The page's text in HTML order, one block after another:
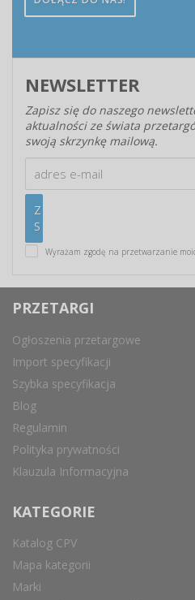
NEWSLETTER
Zapisz się do naszego
aktualności ze świata
swoją skrzynkę mailową.
Wyrażam zgodę na przetwarzanie
PRZETARGI
Ogłoszenia przetargowe
Import specyfikacji
Szybka specyfikacja
Blog
Regulamin
Polityka prywatności
Klauzula Informacyjna
KATEGORIE
Katalog CPV
Mapa kategorii
Marki